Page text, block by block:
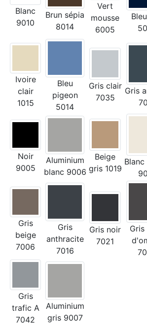
Blanc
9010
Brun sépia
8014
Vert
mousse
6005
Ivoire
clair
1015
Bleu
pigeon
5014
Gris clair
7035
Gris
Noir
9005
Aluminium
blanc 9006
Beige
gris 1019
Gris
beige
7006
Gris
anthracite
7016
Gris noir
7021
Gris
trafic A
7042
Aluminium
gris 9007